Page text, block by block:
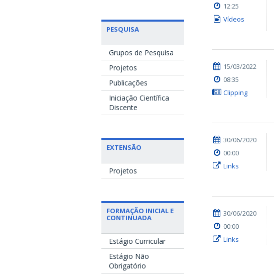
PESQUISA
Grupos de Pesquisa
Projetos
Publicações
Iniciação Científica
Discente
EXTENSÃO
Projetos
FORMAÇÃO INICIAL E
CONTINUADA
Estágio Curricular
Estágio Não
Obrigatório
12:25
Vídeos
15/03/2022
08:35
Clipping
30/06/2020
00:00
Links
30/06/2020
00:00
Links